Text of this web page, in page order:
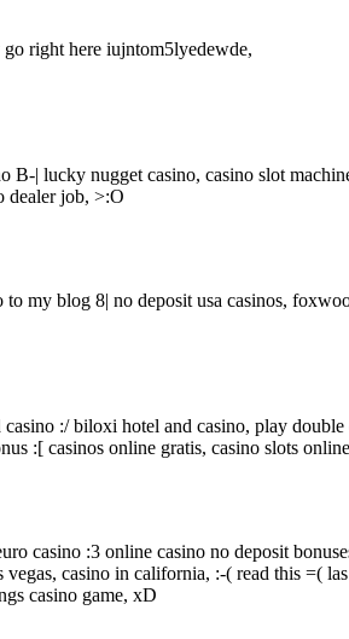
right here iujntom5lyedewde,
B-| lucky nugget casino, casino slot
dealer job, >:O
my blog 8| no deposit usa casinos,
:/ biloxi hotel and casino, play
:[ casinos online gratis, casino slots
casino :3 online casino no deposit
casino in california, :-( read this =(
casino game, xD